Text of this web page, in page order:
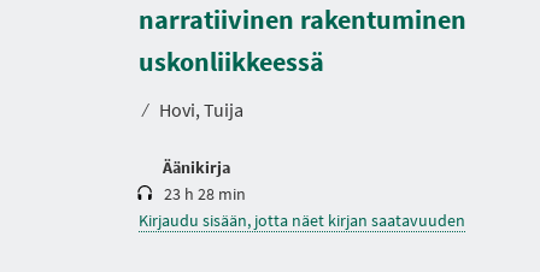
narratiivinen rakentuminen
uskonliikkeessä
⁄ Hovi, Tuija
Äänikirja
K
e
s
t
23 h 28 min
Kirjaudu sisään, jotta näet kirjan saatavuuden